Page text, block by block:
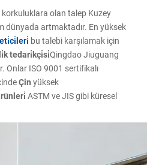
olan talep Kuzey
dünyada artmaktadır. En yüksek
bu talebi karşılamak için
tedari̇kçi̇si̇Qingdao Jiuguang
Onlar ISO 9001 sertifikalı
Çin yüksek
ASTM ve JIS gibi küresel